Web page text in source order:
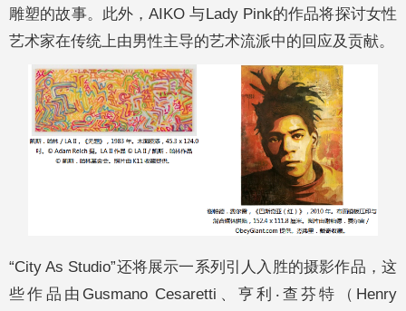
雕塑的故事。此外，AIKO 与Lady Pink的作品将探讨女性
艺术家在传统上由男性主导的艺术流派中的回应及贡献。
“City As Studio”还将展示一系列引人入胜的摄影作品，这
些作品由Gusmano Cesaretti、亨利‧查芬特（Henry